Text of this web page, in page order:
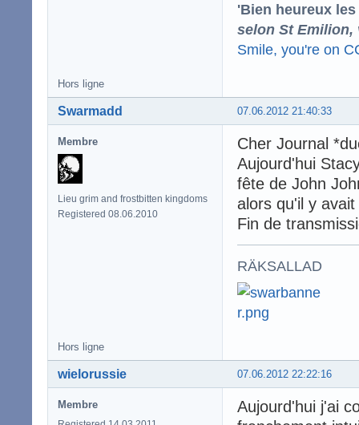
'Bien heureux
selon St Emilion,
Smile, you're on
Hors ligne
07.06.2012 21:40:33
Swarmadd
Membre
Lieu grim and frostbitten kingdoms
Registered 08.06.2010
Cher Journal
Aujourd'hui
fête de John
alors qu'il y
Fin de
RÄKSALLAD
Hors ligne
07.06.2012 22:22:16
wielorussie
Membre
Aujourd'hui j'ai